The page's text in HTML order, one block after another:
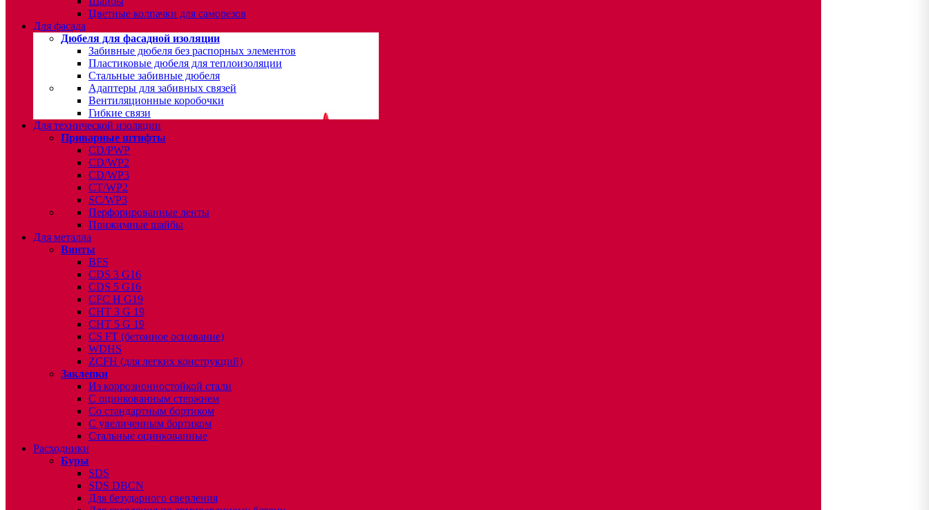
Цветные колпачки для саморезов
Для фасада
Дюбеля для фасадной изоляции
Забивные дюбеля без распорных элементов
Пластиковые дюбеля для теплоизоляции
Стальные забивные дюбеля
Адаптеры для забивных связей
Вентиляционные коробочки
Гибкие связи
Для технической изоляции
Приварные штифты
CD/PWP
CD/WP2
CD/WP3
CT/WP2
SC/WP3
Перфорированные ленты
Прижимные шайбы
Для металла
Винты
BFS
CDS 3 G16
CDS 5 G16
CFC H G19
CHT 3 G 19
CHT 5 G 19
CS FT (бетонное основание)
WDHS
ZCFH (для легких конструкций)
Заклепки
Из коррозионностойкой стали
С оцинкованным стержнем
Со стандартным бортиком
С увеличенным бортиком
Стальные оцинкованные
Расходники
Буры
SDS
SDS DBCN
Для безударного сверления